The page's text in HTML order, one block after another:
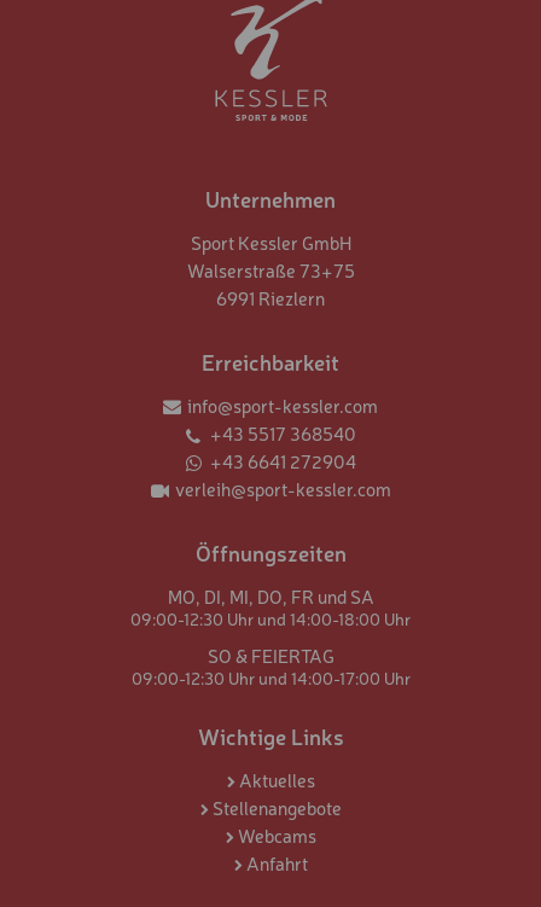
Unternehmen
Sport Kessler GmbH
Walserstraße 73+75
6991 Riezlern
Erreichbarkeit
info@sport-kessler.com
+43 5517 368540
+43 6641 272904
verleih@sport-kessler.com
Öffnungszeiten
MO, DI, MI, DO, FR und SA
09:00-12:30 Uhr und 14:00-18:00 Uhr
SO & FEIERTAG
09:00-12:30 Uhr und 14:00-17:00 Uhr
Wichtige Links
Aktuelles
Stellenangebote
Webcams
Anfahrt